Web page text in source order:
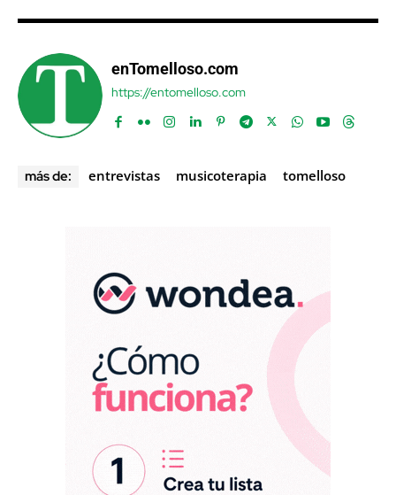
enTomelloso.com
https://entomelloso.com
más de: entrevistas musicoterapia tomelloso